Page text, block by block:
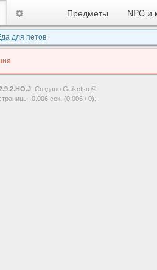
Предметы NPC и
для петов
. Создано Gaikotsu ©
0.006 сек. (0.006 / 0).